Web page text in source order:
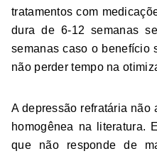
tratamentos com
dura de 6-12 semanas
semanas caso o benefício
não perder tempo na
A depressão refratária não
homogênea na literatura.
que não responde de